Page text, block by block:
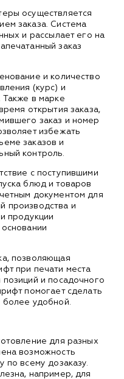
осуществляется
заказа. Система
и рассылает его на
заказ
и количество
(курс) и
Также в марке
открытия заказа,
заказ и номер
избежать
заказов и
контроль.
с поступившими
блюд и товаров
документом для
производства и
продукции
позволяющая
при печати места
и посадочного
помогает сделать
более удобной.
для разных
возможность
по всему дозаказу.
например, для